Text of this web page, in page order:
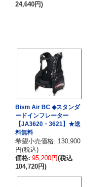
24,640円)
Bism Air BC ◆スタンダ
ードインフレーター
【JA3620・3621】★送
料無料
希望小売価格: 130,900
円(税込)
価格: 95,200円(税込
104,720円)